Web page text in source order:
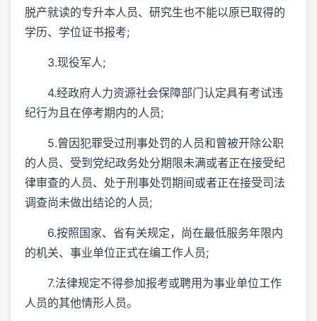
脱产就读的专升本人员、研究生也不能以原已取得的
学历、学位证书报考;
3.现役军人;
4.经政府人力资源社会保障部门认定具有考试违
纪行为且在停考期内的人员;
5.曾因犯罪受过刑事处罚的人员和曾被开除公职
的人员、受到党纪政务处分期限未满或者正在接受纪
律审查的人员、处于刑事处罚期间或者正在接受司法
调查尚未做出结论的人员;
6.按照国家、省有关规定，尚在最低服务年限内
的机关、事业单位正式在编工作人员;
7.法律规定不得参加报考或聘用为事业单位工作
人员的其他情形人员。